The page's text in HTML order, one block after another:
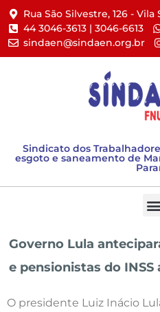
Rua São Silvestre, 126 -
44 3046-3613 | 3046-6613​
sindaen@sindaen.org.br
Sindicato dos
esgoto e saneamento de
Governo Lula
e pensionistas do
O presidente Luiz Inácio